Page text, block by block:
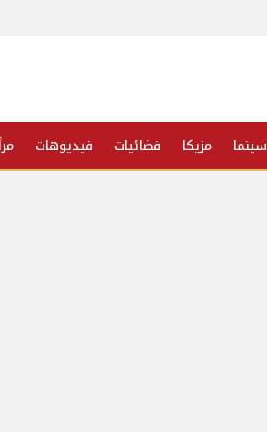
سينما مزيكا فضائيات فيديوهات